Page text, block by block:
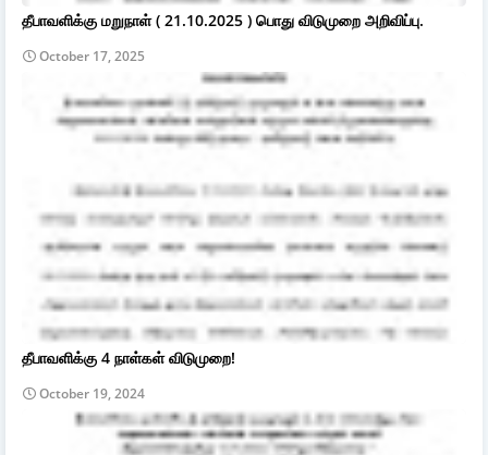
தீபாவளிக்கு மறுநாள் ( 21.10.2025 ) பொது விடுமுறை அறிவிப்பு.
October 17, 2025
தீபாவளிக்கு 4 நாள்கள் விடுமுறை!
October 19, 2024